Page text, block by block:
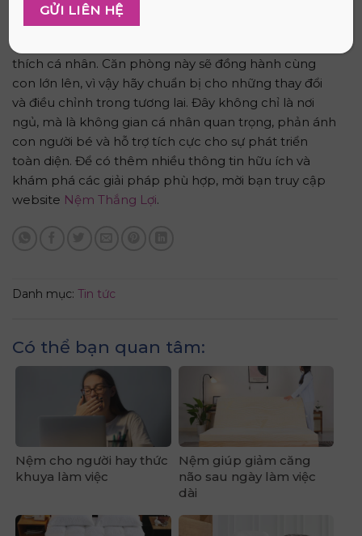
vui chơi, nghỉ ngơi. Hãy luôn đặt an toàn lên hàng đầu
trong từng lựa chọn nội thất và vật liệu, đồng thời
thích cá nhân. Căn phòng này sẽ đồng hành cùng
con lớn lên, vì vậy hãy chuẩn bị cho những thay đổi
và điều chỉnh trong tương lai. Đây không chỉ là nơi
ngủ, mà là không gian cá nhân quan trọng, phản ánh
con người bé và hỗ trợ tích cực cho sự phát triển
toàn diện. Để có thêm nhiều thông tin hữu ích và
khám phá các giải pháp phù hợp, mời bạn truy cập
website Nệm Thắng Lợi.
Danh mục: Tin tức
Có thể bạn quan tâm:
Nệm cho người hay thức
khuya làm việc
Nệm giúp giảm căng
não sau ngày làm việc
dài